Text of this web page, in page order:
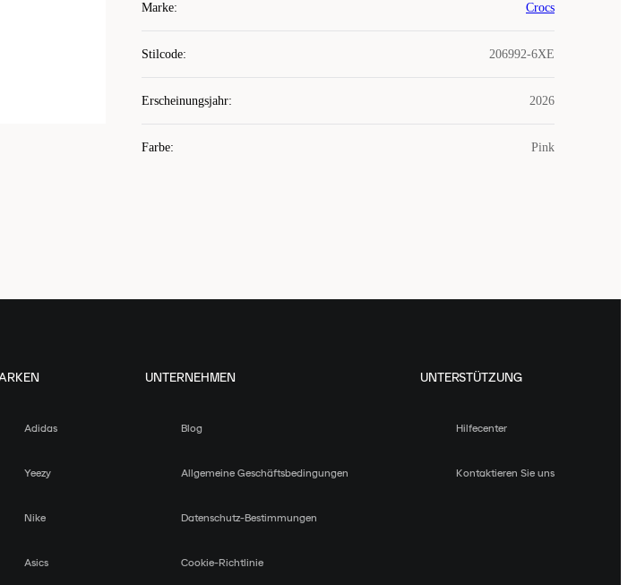
Marke: Crocs
Stilcode: 206992-6XE
Erscheinungsjahr: 2026
Farbe: Pink
Adidas
Yeezy
Nike
Asics
UNTERNEHMEN
Blog
Allgemeine Geschäftsbedingungen
Datenschutz-Bestimmungen
Cookie-Richtlinie
UNTERSTÜTZUNG
Hilfecenter
Kontaktieren Sie uns